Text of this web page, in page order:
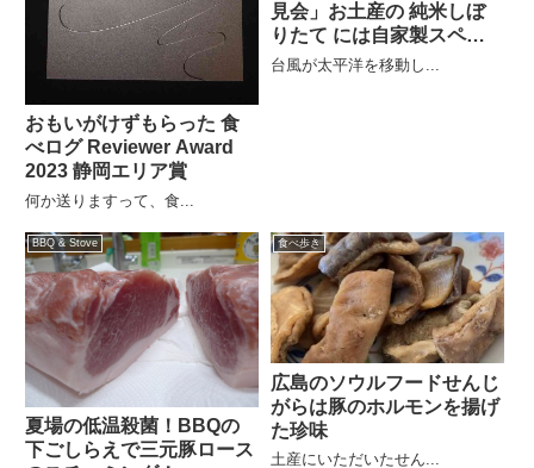
おもいがけずもらった 食
べログ Reviewer Award
2023 静岡エリア賞
何か送りますって、食...
見会」お土産の 純米しぼ
りたて には自家製スペア
リブ
台風が太平洋を移動し...
BBQ & Stove
夏場の低温殺菌！BBQの
下ごしらえで三元豚ロース
食べ歩き
広島のソウルフードせんじ
がらは豚のホルモンを揚げ
た珍味
土産にいただいたせん...